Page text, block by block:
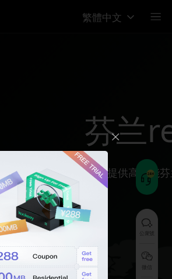
繁體中文
芬兰
为您提供高性能
公衆號
微信